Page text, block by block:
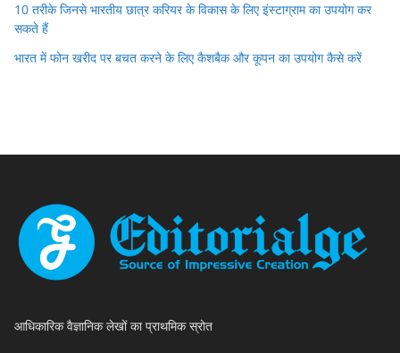
10 तरीके जिनसे भारतीय छात्र करियर के विकास के लिए इंस्टाग्राम का उपयोग कर
सकते हैं
भारत में फोन खरीद पर बचत करने के लिए कैशबैक और कूपन का उपयोग कैसे करें
आधिकारिक वैज्ञानिक लेखों का प्राथमिक स्रोत